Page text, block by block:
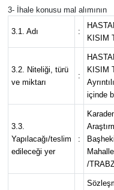
3- İhale konusu mal alımının
3.1. Adı :
KISIM
3.2. Niteliği, türü
ve miktarı
:
KISIM
içinde
3.3.
Yapılacağı/teslim
edileceği yer
:
/
Sağlık
Turizm
Teknoloji